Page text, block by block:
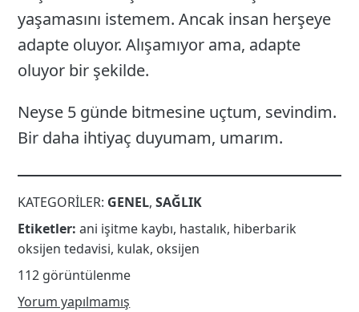
yaşamasını istemem. Ancak insan herşeye
adapte oluyor. Alışamıyor ama, adapte
oluyor bir şekilde.
Neyse 5 günde bitmesine uçtum, sevindim.
Bir daha ihtiyaç duyumam, umarım.
KATEGORILER: GENEL,SAĞLIK
Etiketler: ani işitme kaybı, hastalık, hiberbarik
oksijen tedavisi, kulak, oksijen
112 görüntülenme
Yorum yapılmamış